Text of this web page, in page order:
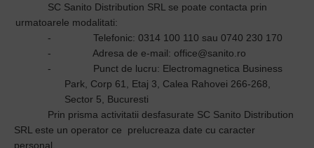
SC Sanito Distribution SRL se poate contacta prin
urmatoarele modalitati:
-
Telefonic: 0314 100 110 sau 0740 230 170
-
Adresa de e-mail: office@sanito.ro
-
Punct de lucru: Electromagnetica Business
Park, Corp 61, Etaj 3, Calea Rahovei 266-268,
Sector 5, Bucuresti
Prin prisma activitatii desfasurate SC Sanito Distribution
SRL este un operator ce prelucreaza date cu caracter
personal.